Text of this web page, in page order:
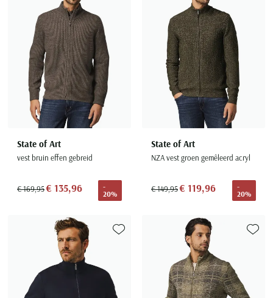
State of Art
vest bruin effen gebreid
€ 169,95€ 135,96
-
20%
State of Art
NZA vest groen gemêleerd acryl
€ 149,95€ 119,96
-
20%
Toevoegen aan favorieten